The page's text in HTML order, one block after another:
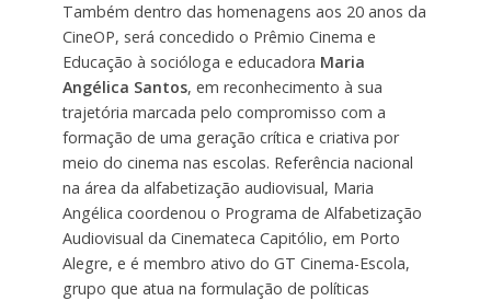
Também dentro das homenagens aos 20 anos da
CineOP, será concedido o Prêmio Cinema e
Educação à socióloga e educadora Maria
Angélica Santos, em reconhecimento à sua
trajetória marcada pelo compromisso com a
formação de uma geração crítica e criativa por
meio do cinema nas escolas. Referência nacional
na área da alfabetização audiovisual, Maria
Angélica coordenou o Programa de Alfabetização
Audiovisual da Cinemateca Capitólio, em Porto
Alegre, e é membro ativo do GT Cinema-Escola,
grupo que atua na formulação de políticas